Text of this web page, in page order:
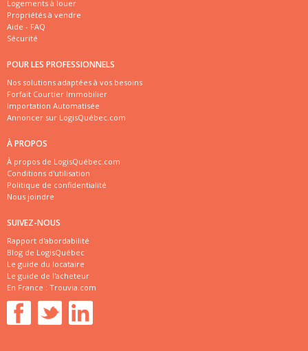
Logements à louer
Propriétés à vendre
Aide - FAQ
Sécurité
POUR LES PROFESSIONNELS
Nos solutions adaptées à vos besoins
Forfait Courtier Immobilier
Importation Automatisée
Annoncer sur LogisQuébec.com
À PROPOS
À propos de LogisQuébec.com
Conditions d'utilisation
Politique de confidentialité
Nous joindre
SUIVEZ-NOUS
Rapport d'abordabilité
Blog de LogisQuébec
Le guide du locataire
Le guide de l'acheteur
En France : Trouvia.com